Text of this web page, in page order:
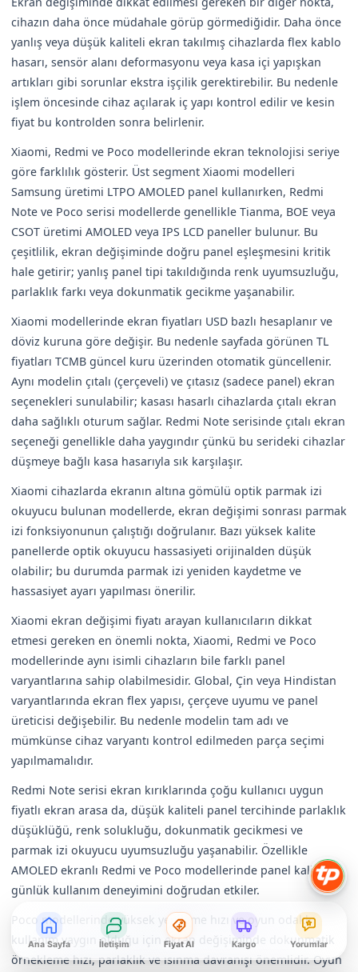
cihazın daha önce müdahale görüp görmediğidir. Daha önce
yanlış veya düşük kaliteli ekran takılmış cihazlarda flex kablo
hasarı, sensör alanı deformasyonu veya kasa içi yapışkan
artıkları gibi sorunlar ekstra işçilik gerektirebilir. Bu nedenle
işlem öncesinde cihaz açılarak iç yapı kontrol edilir ve kesin
fiyat bu kontrolden sonra belirlenir.
Xiaomi, Redmi ve Poco modellerinde ekran teknolojisi seriye
göre farklılık gösterir. Üst segment Xiaomi modelleri
Samsung üretimi LTPO AMOLED panel kullanırken, Redmi
Note ve Poco serisi modellerde genellikle Tianma, BOE veya
CSOT üretimi AMOLED veya IPS LCD paneller bulunur. Bu
çeşitlilik, ekran değişiminde doğru panel eşleşmesini kritik
hale getirir; yanlış panel tipi takıldığında renk uyumsuzluğu,
parlaklık farkı veya dokunmatik gecikme yaşanabilir.
Xiaomi modellerinde ekran fiyatları USD bazlı hesaplanır ve
döviz kuruna göre değişir. Bu nedenle sayfada görünen TL
fiyatları TCMB güncel kuru üzerinden otomatik güncellenir.
Aynı modelin çıtalı (çerçeveli) ve çıtasız (sadece panel) ekran
seçenekleri sunulabilir; kasası hasarlı cihazlarda çıtalı ekran
daha sağlıklı oturum sağlar. Redmi Note serisinde çıtalı ekran
seçeneği genellikle daha yaygındır çünkü bu serideki cihazlar
düşmeye bağlı kasa hasarıyla sık karşılaşır.
Xiaomi cihazlarda ekranın altına gömülü optik parmak izi
okuyucu bulunan modellerde, ekran değişimi sonrası parmak
izi fonksiyonunun çalıştığı doğrulanır. Bazı yüksek kalite
panellerde optik okuyucu hassasiyeti orijinalden düşük
olabilir; bu durumda parmak izi yeniden kaydetme ve
hassasiyet ayarı yapılması önerilir.
Xiaomi ekran değişimi fiyatı arayan kullanıcıların dikkat
etmesi gereken en önemli nokta, Xiaomi, Redmi ve Poco
modellerinde aynı isimli cihazların bile farklı panel
varyantlarına sahip olabilmesidir. Global, Çin veya Hindistan
varyantlarında ekran flex yapısı, çerçeve uyumu ve panel
üreticisi değişebilir. Bu nedenle modelin tam adı ve
mümkünse cihaz varyantı kontrol edilmeden parça seçimi
yapılmamalıdır.
Redmi Note serisi ekran kırıklarında çoğu kullanıcı uygun
fiyatlı ekran arasa da, düşük kaliteli panel tercihinde parlaklık
düşüklüğü, renk solukluğu, dokunmatik gecikmesi ve
parmak izi okuyucu uyumsuzluğu yaşanabilir. Özellikle
AMOLED ekranlı Redmi ve Poco modellerinde panel kalitesi
günlük kullanım deneyimini doğrudan etkiler.
Poco modellerinde yüksek yenileme hızı ve oyun odaklı
kullanım yaygın olduğu için ekran değişiminde dokunmatik
örnekleme hızı, parlaklık ve ısınma davranışı önemlidir. Oyun
Ana Sayfa İletişim Fiyat Al Kargo Yorumlar